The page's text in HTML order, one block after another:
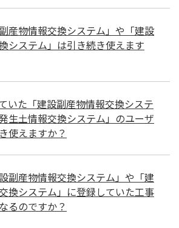
産物情報交換システム」や「建設
システム」は引き続き使えます
いた「建設副産物情報交換システ
生土情報交換システム」のユーザ
使えますか？
副産物情報交換システム」や「建
換システム」に登録していた工事
るのですか？